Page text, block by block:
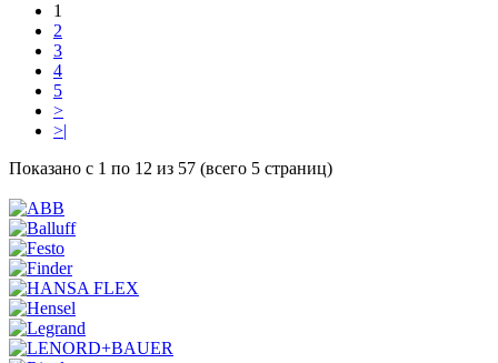
1
2
3
4
5
>
>|
Показано с 1 по 12 из 57 (всего 5 страниц)